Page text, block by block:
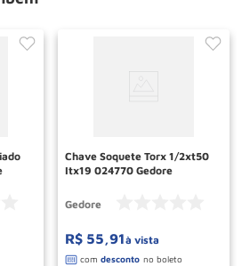
Chave Soquete Torx 1/2xt50
Itx19 024770 Gedore
Gedore
R$ 55,91à vista